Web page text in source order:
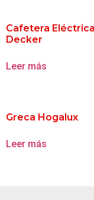
Cafetera
Decker
Leer más
Greca Hogalux
Leer más